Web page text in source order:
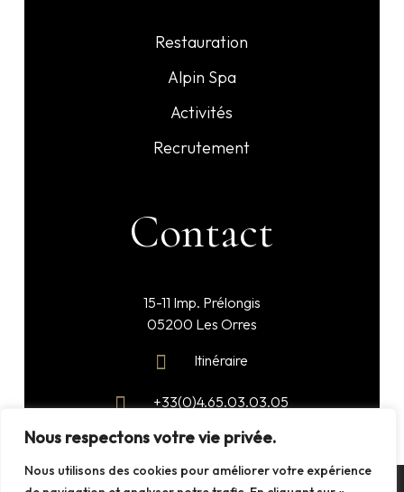
Nous respectons votre vie privée.
Nous utilisons des cookies pour améliorer votre expérience
Restauration
Alpin Spa
Activités
Recrutement
Contact
15-11 Imp. Prélongis
05200 Les Orres
Itinéraire
+33(0)4.65.03.03.05
reception@alpin-dhome.com